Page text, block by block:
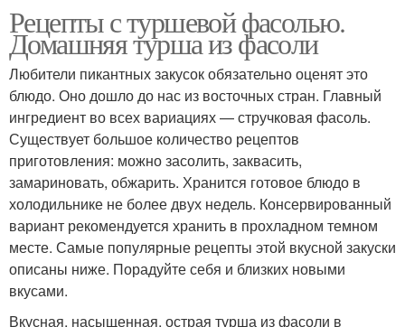
Рецепты с туршевой фасолью.
Домашняя турша из фасоли
Любители пикантных закусок обязательно оценят это
блюдо. Оно дошло до нас из восточных стран. Главный
ингредиент во всех вариациях — стручковая фасоль.
Существует большое количество рецептов
приготовления: можно засолить, заквасить,
замариновать, обжарить. Хранится готовое блюдо в
холодильнике не более двух недель. Консервированный
вариант рекомендуется хранить в прохладном темном
месте. Самые популярные рецепты этой вкусной закуски
описаны ниже. Порадуйте себя и близких новыми
вкусами.
Вкусная, насыщенная, острая турша из фасоли в